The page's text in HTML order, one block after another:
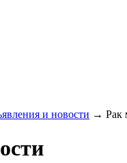
и новости → Рак